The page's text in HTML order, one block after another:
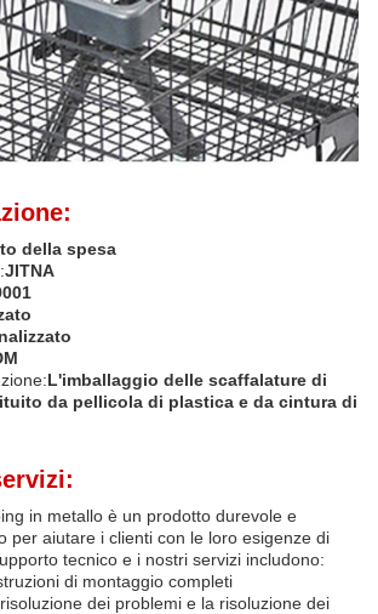
della spesa
JITNA
L'imballaggio delle scaffalature di
da pellicola di plastica e da cintura di
in metallo è un prodotto durevole e
per aiutare i clienti con le loro esigenze di
tecnico e i nostri servizi includono:
di montaggio completi
dei problemi e la risoluzione dei